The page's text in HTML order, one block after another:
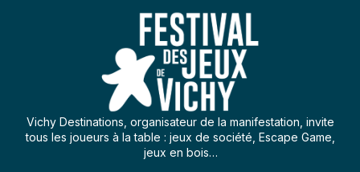
Vichy Destinations, organisateur de la manifestation, invite
tous les joueurs à la table : jeux de société, Escape Game,
jeux en bois…